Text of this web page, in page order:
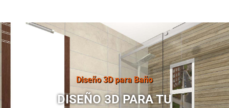
Diseño 3D para Baño
DISEÑO 3D PARA TU